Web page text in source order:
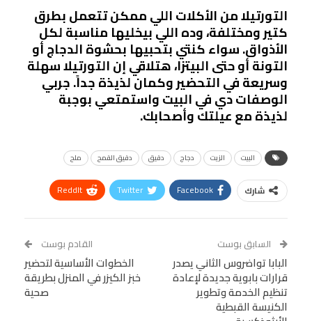
التورتيلا من الأكلات اللي ممكن تتعمل بطرق
كتير ومختلفة، وده اللي بيخليها مناسبة لكل
الأذواق. سواء كنتي بتحبيها بحشوة الدجاج أو
التونة أو حتى البيتزا، هتلاقي إن التورتيلا سهلة
وسريعة في التحضير وكمان لذيذة جداً. جربي
الوصفات دي في البيت واستمتعي بوجبة
لذيذة مع عيلتك وأصحابك.
البيت الزيت دجاج دقيق دقيق القمح ملح
شارك Facebook
Twitter
ReddIt
Tumblr
البريد الإلكتروني
StumbleUpon
VK
Digg
LINE
BlackBerry
Viber
طباعة
السابق بوست
البابا تواضروس الثاني يصدر
قرارات بابوية جديدة لإعادة
تنظيم الخدمة وتطوير
الكنيسة القبطية
القادم بوست
الخطوات الأساسية لتحضير
خبز الكيزر في المنزل بطريقة
صحية